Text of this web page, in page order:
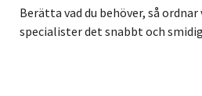
Offertförfrågan
Berätta vad du behöver, så ordnar
specialister det snabbt och